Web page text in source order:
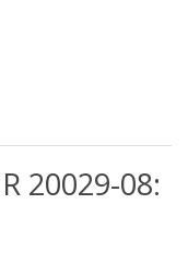
20029-08: